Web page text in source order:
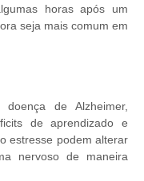
horas após um
seja mais comum em
de Alzheimer,
de aprendizado e
estresse podem alterar
nervoso de maneira